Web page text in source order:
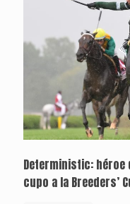
Deterministic: héroe
cupo a la Breeders’